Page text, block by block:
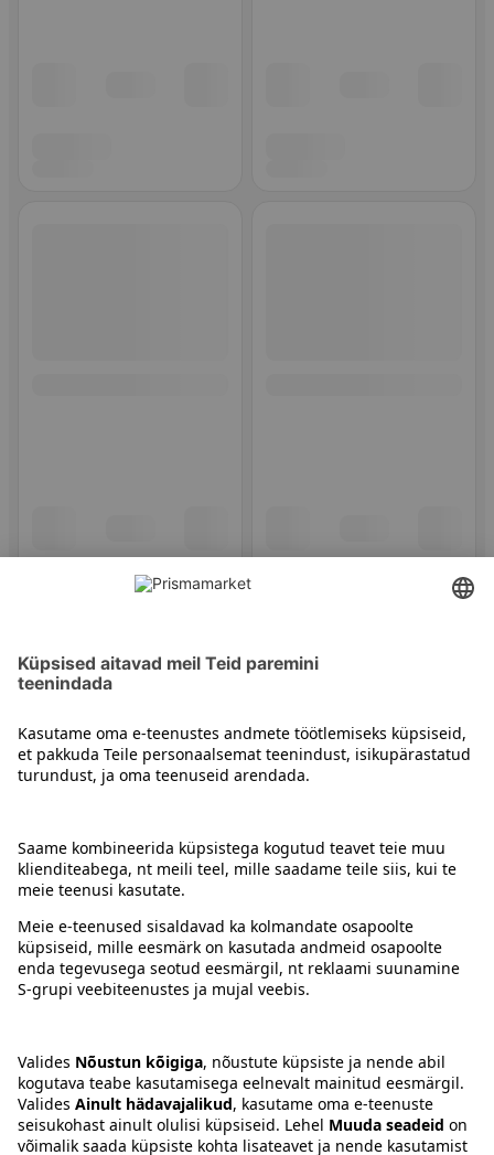
Juhised
Tingimused
Keel:ETENRU